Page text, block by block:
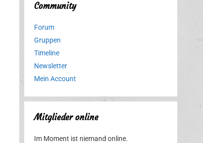
Community
Forum
Gruppen
Timeline
Newsletter
Mein Account
Mitglieder online
Im Moment ist niemand online.